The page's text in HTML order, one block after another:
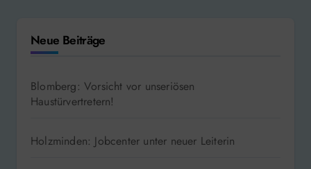
Neue Beiträge
Blomberg: Vorsicht vor unseriösen
Haustürvertretern!
Holzminden: Jobcenter unter neuer Leiterin